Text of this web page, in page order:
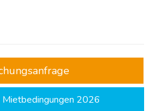
2026